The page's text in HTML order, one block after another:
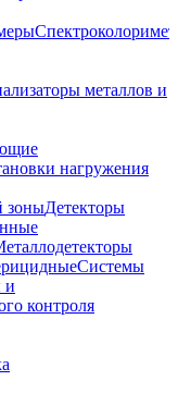
металлов и
нагружения
зоныДетекторы
Системы
и
контроля